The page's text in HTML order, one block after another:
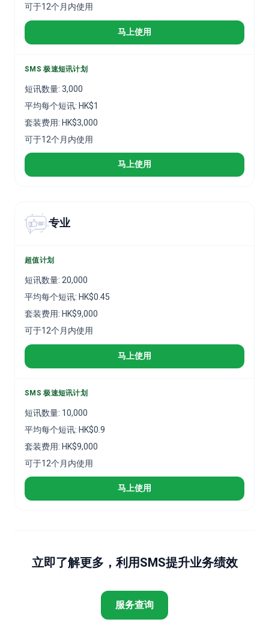
可于12个月内使用
马上使用
SMS 极速短讯计划
短讯数量:3,000
平均每个短讯:HK$1
套装费用:HK$3,000
可于12个月内使用
马上使用
专业
超值计划
短讯数量:20,000
平均每个短讯:HK$0.45
套装费用:HK$9,000
可于12个月内使用
马上使用
SMS 极速短讯计划
短讯数量: 10,000
平均每个短讯:HK$0.9
套装费用:HK$9,000
可于12个月内使用
马上使用
立即了解更多，利用SMS提升业务绩效
服务查询